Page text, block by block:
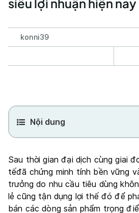
siêu lợi nhuận hiện nay
konni39
Nội dung
Sau thời gian đại dịch cùng giai
tếđã chứng minh tính bền vững
trưởng do nhu cầu tiêu dùng
lẻ cũng tận dụng lợi thế đó để
bán các dòng sản phẩm trọng